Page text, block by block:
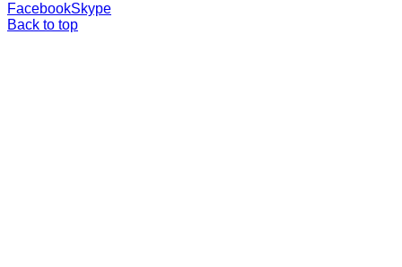
FacebookSkype
Back to top